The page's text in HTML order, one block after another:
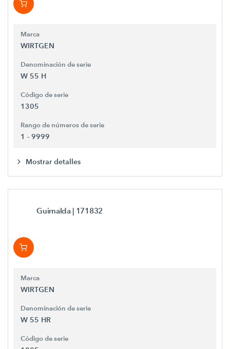
Marca
WIRTGEN
Denominación de serie
W 55 H
Código de serie
1305
Rango de números de serie
1 - 9999
Mostrar detalles
Guirnalda | 171832
Marca
WIRTGEN
Denominación de serie
W 55 HR
Código de serie